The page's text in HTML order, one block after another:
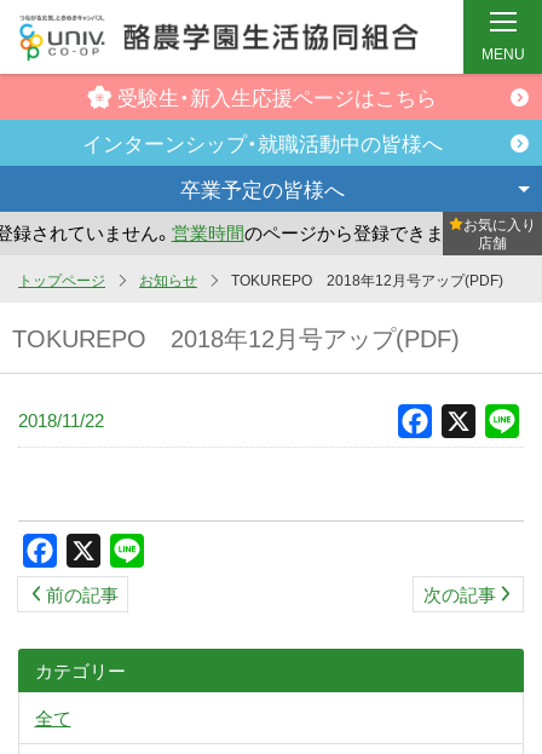
ン
コ
受験生・新入生応援ページはこちら
インターンシップ・就職活動中の皆様へ
卒業予定の皆様へ
されていません。営業時間のページから登録できます。 ま
お気に入り
店舗
MENU
トップページ お知らせ TOKUREPO 2018年12月号アップ(PDF)
TOKUREPO 2018年12月号アップ(PDF)
2018/11/22 Facebook
Facebook
前の記事 次の記事
カテゴリー
全て